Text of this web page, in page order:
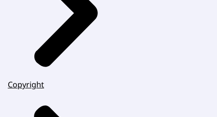
Copyright